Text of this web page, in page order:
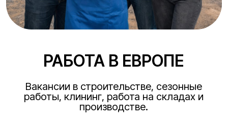
РАБОТА В ЕВРОПЕ
Вакансии в строительстве, сезонные
работы, клининг, работа на складах и
производстве.